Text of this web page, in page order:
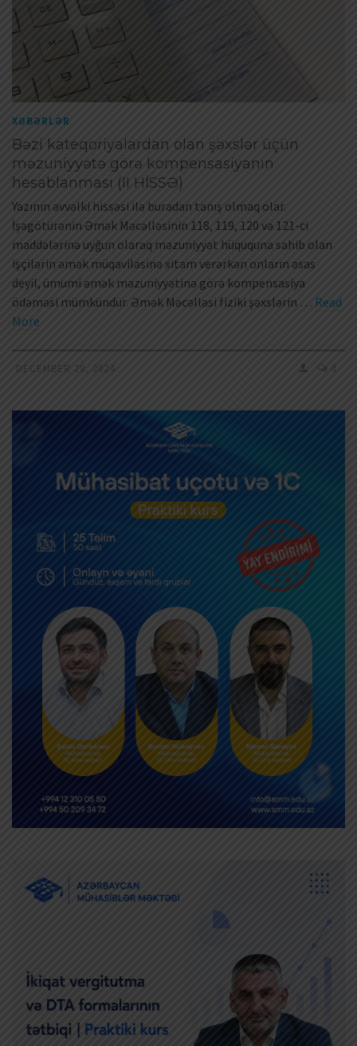
XƏBƏRLƏR
Bəzi kateqoriyalardan olan şəxslər üçün
məzuniyyətə görə kompensasiyanın
hesablanması (II HİSSƏ)
Yazının əvvəlki hissəsi ilə buradan tanış olmaq olar.
İşəgötürənin Əmək Məcəlləsinin 118, 119, 120 və 121-ci
maddələrinə uyğun olaraq məzuniyyət hüququna sahib olan
işçilərin əmək müqaviləsinə xitam verərkən onların əsas
deyil, ümumi əmək məzuniyyətinə görə kompensasiya
ödəməsi mümkündür. Əmək Məcəlləsi fiziki şəxslərin … Read
More
DECEMBER 28, 2024 0